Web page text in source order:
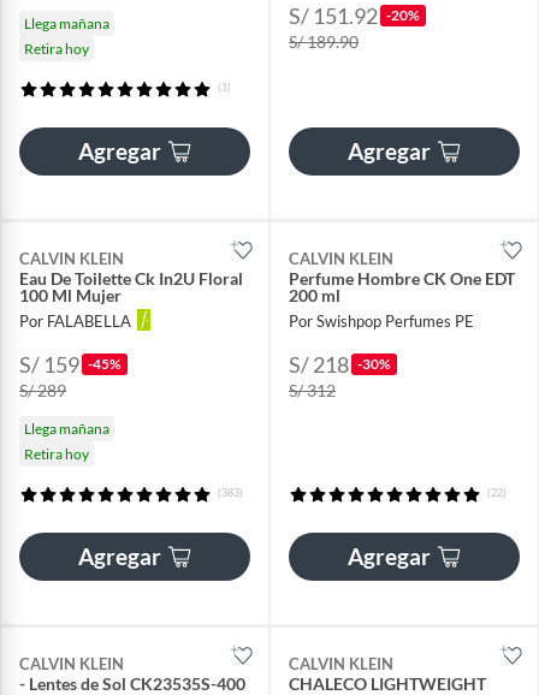
Llega mañana
Retira hoy
(1)
Agregar
S/ 151.92 -20%
S/ 189.90
Agregar
CALVIN KLEIN
Eau De Toilette Ck In2U Floral
100 Ml Mujer
Por FALABELLA
S/ 159 -45%
S/ 289
Llega mañana
Retira hoy
(383)
Agregar
CALVIN KLEIN
Perfume Hombre CK One EDT
200 ml
Por Swishpop Perfumes PE
S/ 218 -30%
S/ 312
(22)
Agregar
CALVIN KLEIN
- Lentes de Sol CK23535S-400
CALVIN KLEIN
CHALECO LIGHTWEIGHT